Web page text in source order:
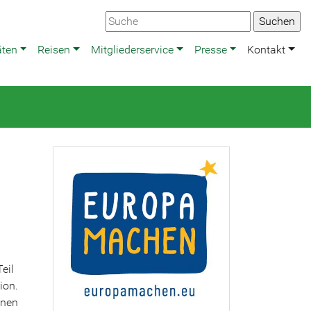
Reisen Mitgliederservice Presse Kontakt